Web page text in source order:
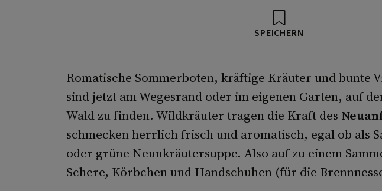
SPEICHERN
Romatische Sommerboten, kräftige Kräuter und bunte
sind jetzt am Wegesrand oder im eigenen Garten, auf
Wald zu finden. Wildkräuter tragen die Kraft des
schmecken herrlich frisch und aromatisch, egal ob als
oder grüne Neunkräutersuppe. Also auf zu einem
Schere, Körbchen und Handschuhen (für die